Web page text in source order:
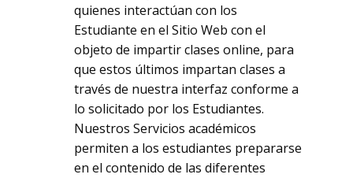
quienes interactúan con los
Estudiante en el Sitio Web con el
objeto de impartir clases online, para
que estos últimos impartan clases a
través de nuestra interfaz conforme a
lo solicitado por los Estudiantes.
Nuestros Servicios académicos
permiten a los estudiantes prepararse
en el contenido de las diferentes